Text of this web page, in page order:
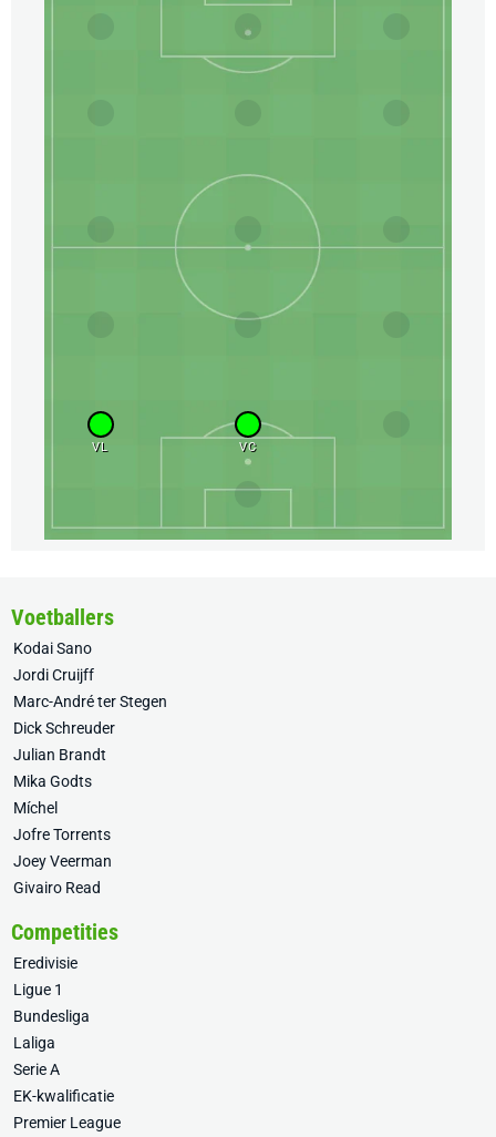
VL VC
Voetballers
Kodai Sano
Jordi Cruijff
Marc-André ter Stegen
Dick Schreuder
Julian Brandt
Mika Godts
Míchel
Jofre Torrents
Joey Veerman
Givairo Read
Competities
Eredivisie
Ligue 1
Bundesliga
Laliga
Serie A
EK-kwalificatie
Premier League